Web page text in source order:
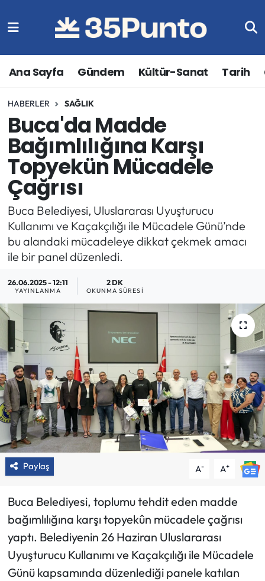
Ana Sayfa Gündem Kültür-Sanat Tarih
HABERLER SAĞLIK
Buca'da Madde
Bağımlılığına Karşı
Topyekün Mücadele
Çağrısı
Buca Belediyesi, Uluslararası Uyuşturucu
Kullanımı ve Kaçakçılığı ile Mücadele Günü’nde
bu alandaki mücadeleye dikkat çekmek amacı
ile bir panel düzenledi.
26.06.2025 - 12:11
YAYINLANMA
2 DK
OKUNMA SÜRESI
Paylaş A- A+
Buca Belediyesi, toplumu tehdit eden madde
bağımlılığına karşı topyekûn mücadele çağrısı
yaptı. Belediyenin 26 Haziran Uluslararası
Uyuşturucu Kullanımı ve Kaçakçılığı ile Mücadele
Günü kapsamında düzenlediği panele katılan